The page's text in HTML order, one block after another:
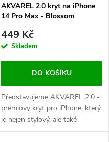
AKVAREL 2.0 kryt na iPhone
14 Pro Max - Blossom
449 Kč
Skladem
DO KOŠÍKU
Představujeme AKVAREL 2.0 -
prémiový kryt pro iPhone, který
je nejen stylový, ale také
extrémně odolný. Tohle není jen